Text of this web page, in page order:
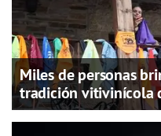
Miles de personas
tradición vitivinícola